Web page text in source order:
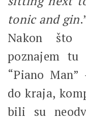
tonic and gin
Nakon što
poznajem
“Piano
do kraja,
bili su